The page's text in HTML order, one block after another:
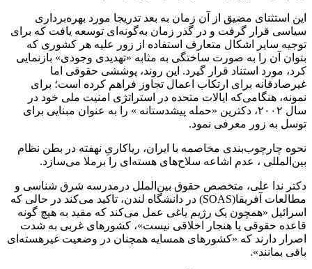
این استثنای مضیق از آن زمان به بعد ‌تدریجا مورد بهره‌برداری
سیاسی قرار گرفت و در گذر زمان به‌گونه‌ای توسعه یافت که برای
توجیه سایر اشکال متعارف استفاده از زور علیه هر کشوری که
بتوان آن را به ‌صورت ساختگی به‌ مثابه «تهدیدی وجودی» بازنمایی
کرد، مورد استناد قرار گیرد. این روند، پوششی حقوقی اما
غیرصادقانه برای ارتکاب اعمال تجاوز فراهم کرده است؛ برای
نمونه، هنگامی‌که ایالات متحده در استراتژی امنیت ملی خود در
سال ۲۰۰۲، دکترین «حمله پیشدستانه ‌» را به ‌عنوان مبنایی برای
توسل به زور معرفی نمود.
نحوه چارچوب‌بندی مخاصمه با ایران، ریاکاریِ نهفته در بطن نظام
بین‌المللی ، عدم اشاعه سلاح‌های هسته‌ای را برملا می‌سازد.
دکتر ندا علی، متخصص حقوق بین‌الملل درمدرسه شرق شناسی و
مطالعات آفریقا(SOAS) در دانشگاه لندن، تاکید می‌کند در حالی ‌که
اسرائیل «همچون یک رژیم یاغی عمل می‌کند که مقید به هیچ‌ گونه
قاعده حقوقی یا هنجار اخلاقی نیست»، کشورهای غربی به ‌شدت
اصرار دارند که «کشور‌های همسایه همچنان در وضعیت غیرهسته‌ای
باقی بمانند».